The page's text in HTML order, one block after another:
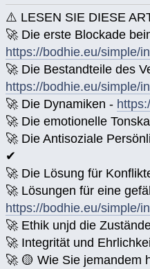
⚠️ LESEN SIE DIESE
🚀 Die erste Blockade
https://bodhie.eu/simple/
🚀 Die Bestandteile des
https://bodhie.eu/simple/
🚀 Die Dynamiken -
🚀 Die emotionelle
🚀 Die Antisoziale
✔
🚀 Die Lösung für
🚀 Lösungen für eine
https://bodhie.eu/simple/
🚀 Ethik unjd die
🚀 Integrität und
🚀 🟡 Wie Sie jemandem